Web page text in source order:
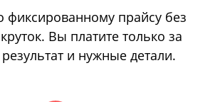
фиксированному прайсу без
Вы платите только за
и нужные детали.